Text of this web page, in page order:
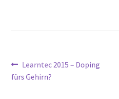
Beitragsnavigation
Vorheriger
Beitrag:
Learntec 2015 – Doping
fürs Gehirn?